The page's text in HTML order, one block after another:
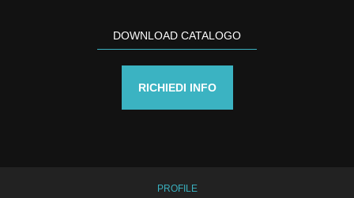
DOWNLOAD CATALOGO
RICHIEDI INFO
PROFILE